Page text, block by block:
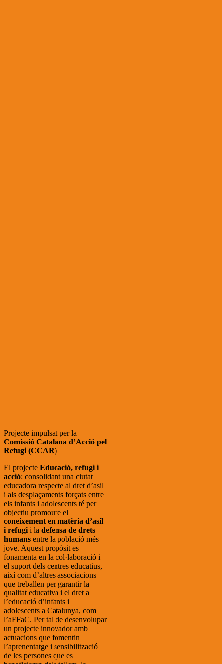
Projecte impulsat per la
Comissió Catalana d’Acció pel
Refugi (CCAR)
El projecte Educació, refugi i
acció: consolidant una ciutat
educadora respecte al dret d’asil
i als desplaçaments forçats entre
els infants i adolescents té per
objectiu promoure el
coneixement en matèria d’asil
i refugi i la defensa de drets
humans entre la població més
jove. Aquest propòsit es
fonamenta en la col·laboració i
el suport dels centres educatius,
així com d’altres associacions
que treballen per garantir la
qualitat educativa i el dret a
l’educació d’infants i
adolescents a Catalunya, com
l’aFFaC. Per tal de desenvolupar
un projecte innovador amb
actuacions que fomentin
l’aprenentatge i sensibilització
de les persones que es